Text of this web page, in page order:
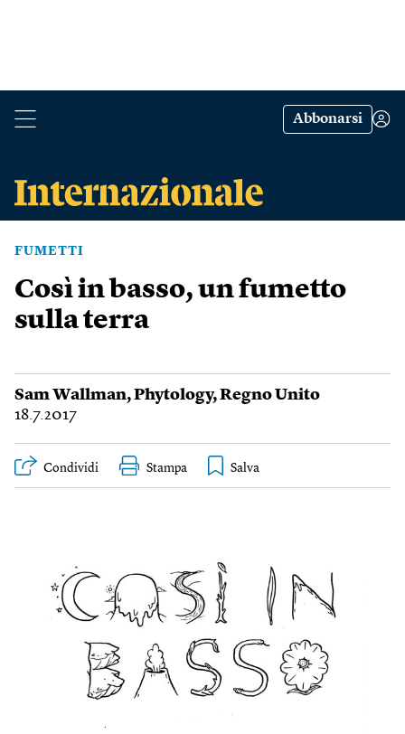
Abbonarsi
FUMETTI
Così in basso, un fumetto
sulla terra
Sam Wallman,Phytology,Regno Unito
18.7.2017
Condividi Stampa